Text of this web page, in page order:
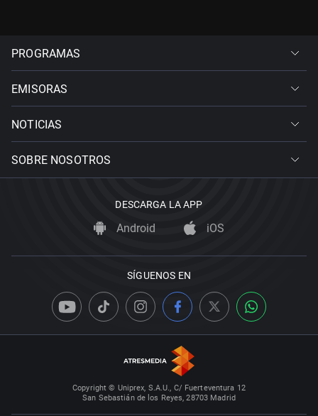
PROGRAMAS
EMISORAS
NOTICIAS
SOBRE NOSOTROS
DESCARGA LA APP
Android iOS
SÍGUENOS EN
Copyright © Uniprex, S.A.U., C/ Fuerteventura 12
San Sebastián de los Reyes, 28703 Madrid